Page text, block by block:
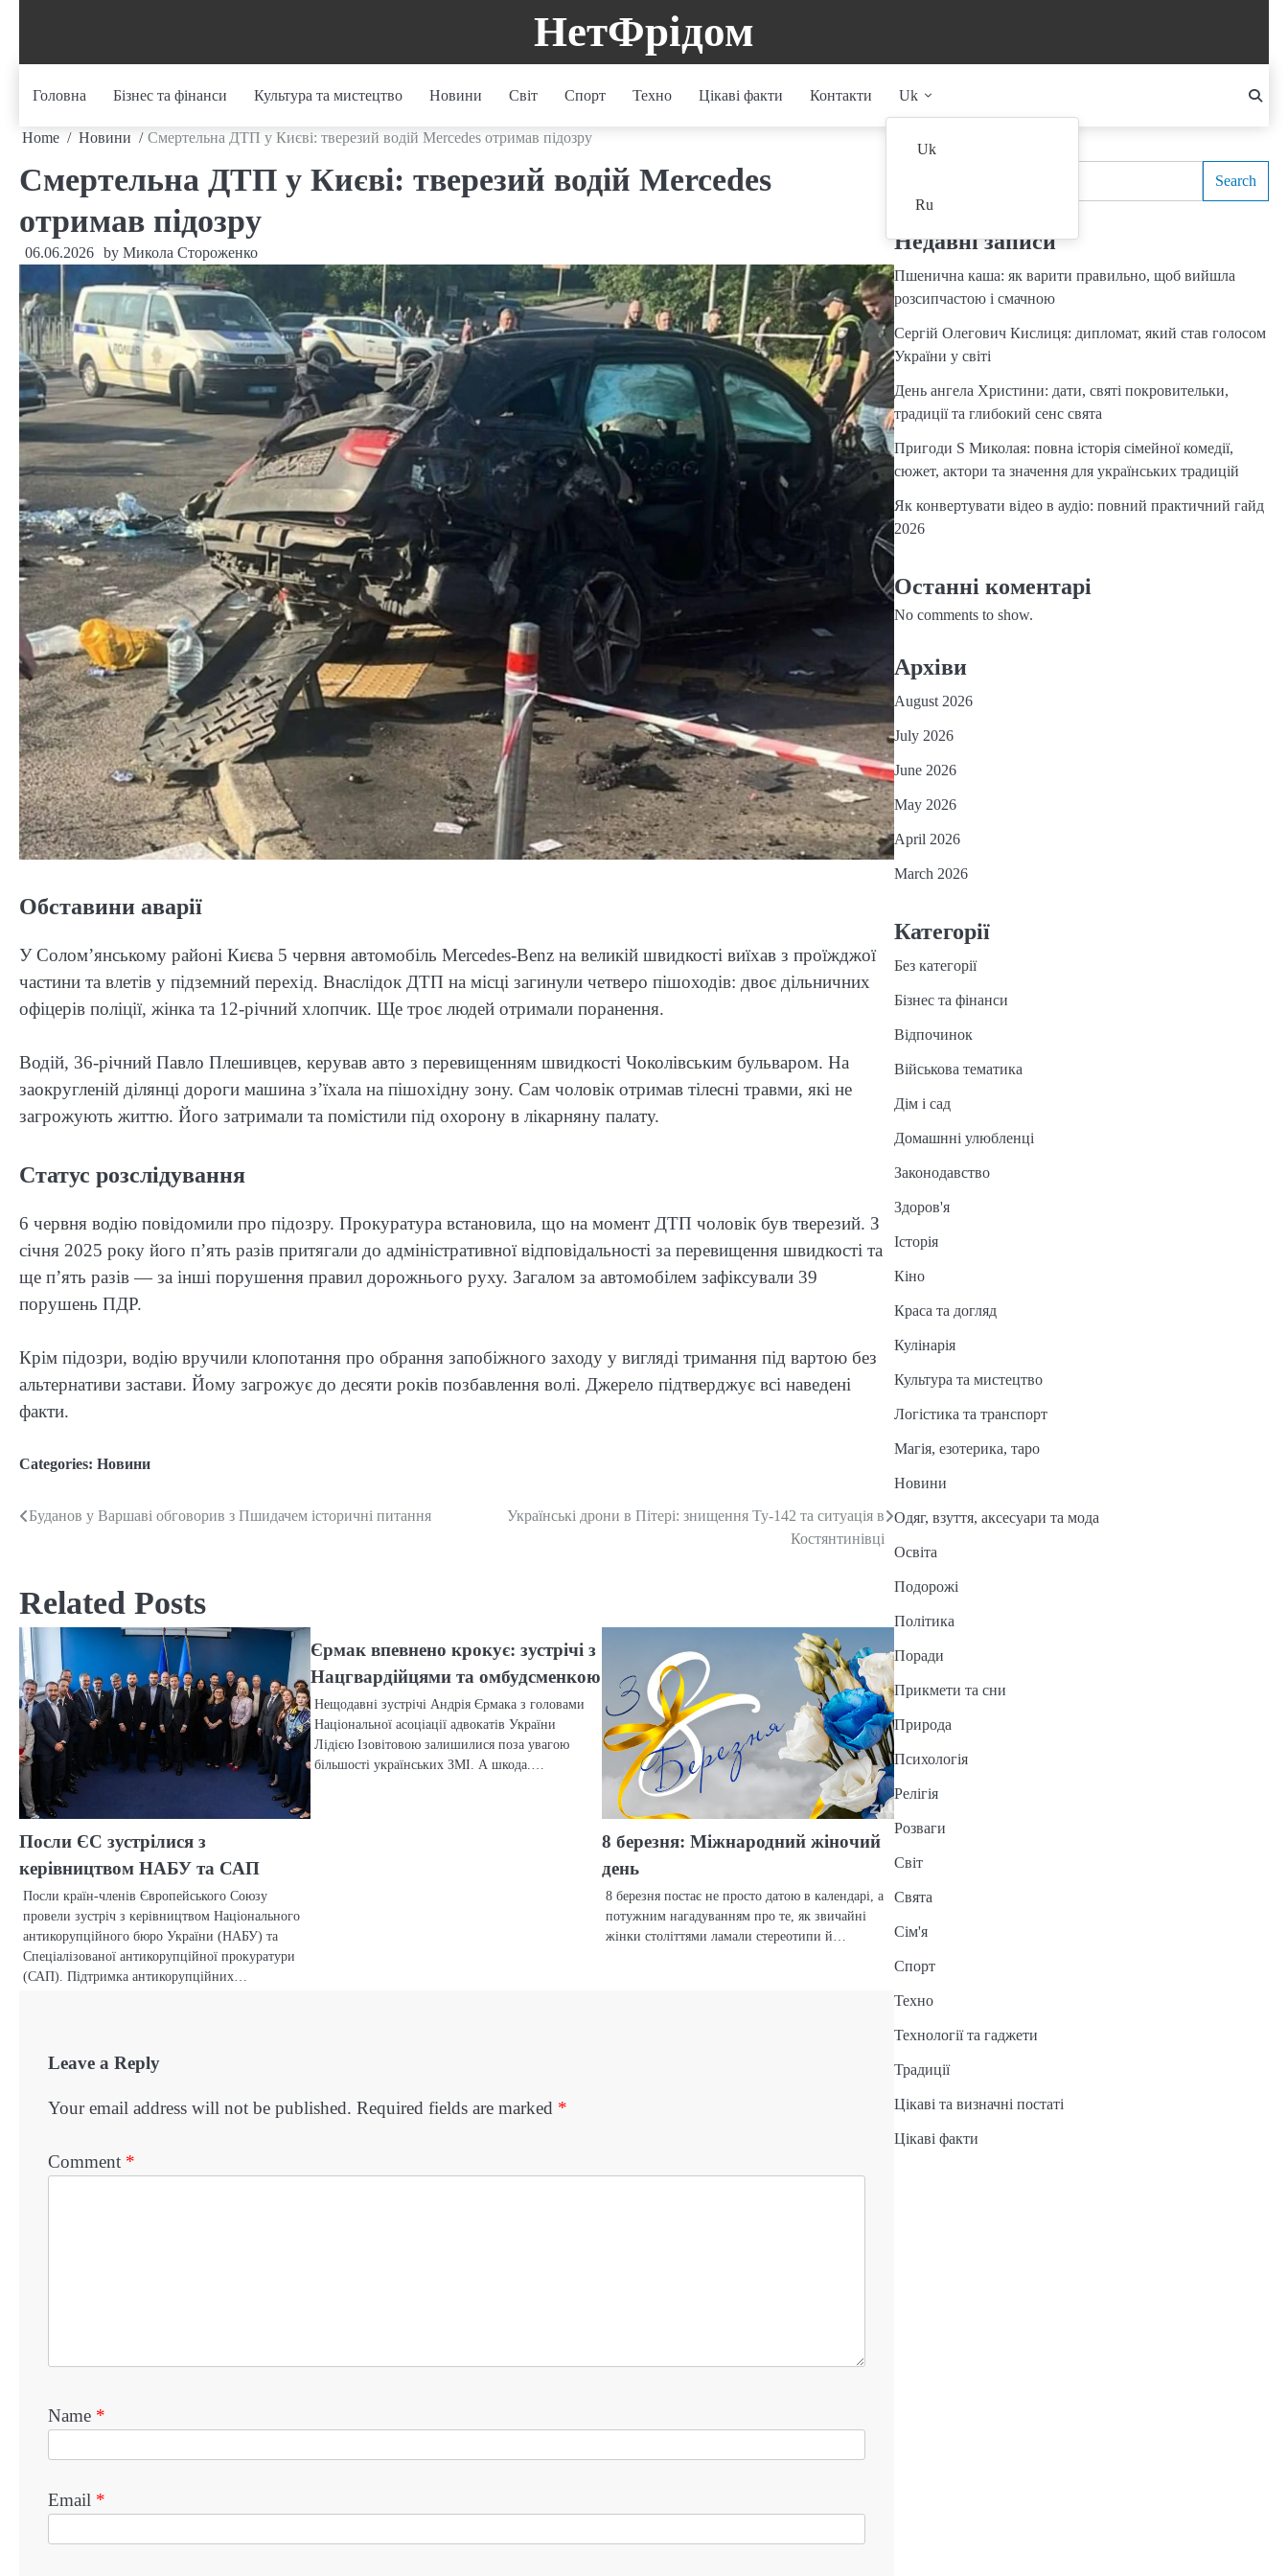
НетФрідом
Головна Бізнес та фінанси Культура та мистецтво Новини Світ Спорт Техно Цікаві факти Контакти Uk
Uk
Ru
Home Новини Смертельна ДТП у Києві: тверезий водій Mercedes отримав підозру
Смертельна ДТП у Києві: тверезий водій Mercedes
отримав підозру
06.06.2026 by Микола Стороженко
Обставини аварії
У Солом’янському районі Києва 5 червня автомобіль Mercedes-Benz на великій швидкості виїхав з проїжджої
частини та влетів у підземний перехід. Внаслідок ДТП на місці загинули четверо пішоходів: двоє дільничних
офіцерів поліції, жінка та 12-річний хлопчик. Ще троє людей отримали поранення.
Водій, 36-річний Павло Плешивцев, керував авто з перевищенням швидкості Чоколівським бульваром. На
заокругленій ділянці дороги машина з’їхала на пішохідну зону. Сам чоловік отримав тілесні травми, які не
загрожують життю. Його затримали та помістили під охорону в лікарняну палату.
Статус розслідування
6 червня водію повідомили про підозру. Прокуратура встановила, що на момент ДТП чоловік був тверезий. З
січня 2025 року його п’ять разів притягали до адміністративної відповідальності за перевищення швидкості та
ще п’ять разів — за інші порушення правил дорожнього руху. Загалом за автомобілем зафіксували 39
порушень ПДР.
Крім підозри, водію вручили клопотання про обрання запобіжного заходу у вигляді тримання під вартою без
альтернативи застави. Йому загрожує до десяти років позбавлення волі. Джерело підтверджує всі наведені
факти.
Categories: Новини
Post
Буданов у Варшаві обговорив з Пшидачем історичні питання
Українські дрони в Пітері: знищення Ту-142 та ситуація в
Костянтинівці
Related Posts
Посли ЄС зустрілися з
керівництвом НАБУ та САП
Посли країн-членів Європейського Союзу
провели зустріч з керівництвом Національного
антикорупційного бюро України (НАБУ) та
Спеціалізованої антикорупційної прокуратури
(САП). Підтримка антикорупційних…
Єрмак впевнено крокує: зустрічі з
Нацгвардійцями та омбудсменкою
Нещодавні зустрічі Андрія Єрмака з головами
Національної асоціації адвокатів України
Лідією Ізовітовою залишилися поза увагою
більшості українських ЗМІ. А шкода.…
8 березня: Міжнародний жіночий
день
8 березня постає не просто датою в календарі, а
потужним нагадуванням про те, як звичайні
жінки століттями ламали стереотипи й…
Leave a Reply
Your email address will not be published. Required fields are marked *
Comment *
Name *
Email *
Search
Недавні записи
Пшенична каша: як варити правильно, щоб вийшла
розсипчастою і смачною
Сергій Олегович Кислиця: дипломат, який став голосом
України у світі
День ангела Христини: дати, святі покровительки,
традиції та глибокий сенс свята
Пригоди S Миколая: повна історія сімейної комедії,
сюжет, актори та значення для українських традицій
Як конвертувати відео в аудіо: повний практичний гайд
2026
Останні коментарі
No comments to show.
Архіви
August 2026
July 2026
June 2026
May 2026
April 2026
March 2026
Категорії
Без категорії
Бізнес та фінанси
Відпочинок
Військова тематика
Дім і сад
Домашнні улюбленці
Законодавство
Здоров'я
Історія
Кіно
Краса та догляд
Кулінарія
Культура та мистецтво
Логістика та транспорт
Магія, езотерика, таро
Новини
Одяг, взуття, аксесуари та мода
Освіта
Подорожі
Політика
Поради
Прикмети та сни
Природа
Психологія
Релігія
Розваги
Світ
Свята
Сім'я
Спорт
Техно
Технології та гаджети
Традиції
Цікаві та визначні постаті
Цікаві факти